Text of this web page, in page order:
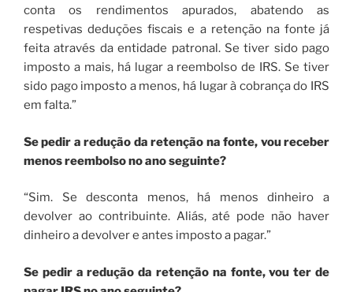
conta os rendimentos apurados, abatendo as
respetivas deduções fiscais e a retenção na fonte já
feita através da entidade patronal. Se tiver sido pago
imposto a mais, há lugar a reembolso de IRS. Se tiver
sido pago imposto a menos, há lugar à cobrança do IRS
em falta.”
Se pedir a redução da retenção na fonte, vou receber
menos reembolso no ano seguinte?
“Sim. Se desconta menos, há menos dinheiro a
devolver ao contribuinte. Aliás, até pode não haver
dinheiro a devolver e antes imposto a pagar.”
Se pedir a redução da retenção na fonte, vou ter de